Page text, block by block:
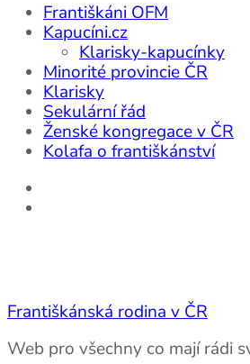
Františkáni OFM
Kapucíni.cz
Klarisky-kapucínky
Minorité provincie ČR
Klarisky
Sekulární řád
Ženské kongregace v ČR
Kolafa o františkánství
Františkánská rodina v ČR
Web pro všechny co mají rádi